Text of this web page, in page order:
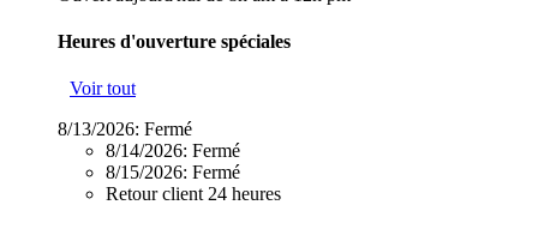
Heures d'ouverture spéciales
Voir tout
8/13/2026: Fermé
8/14/2026: Fermé
8/15/2026: Fermé
Retour client 24 heures